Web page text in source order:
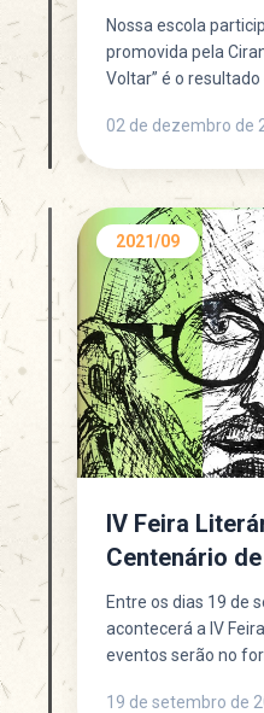
Nossa escola
promovida pela
Voltar” é o resultado
02 de dezembro de
2021/09
IV Feira
Centenário
Entre os dias 19 de
acontecerá a IV
eventos serão no
19 de setembro de